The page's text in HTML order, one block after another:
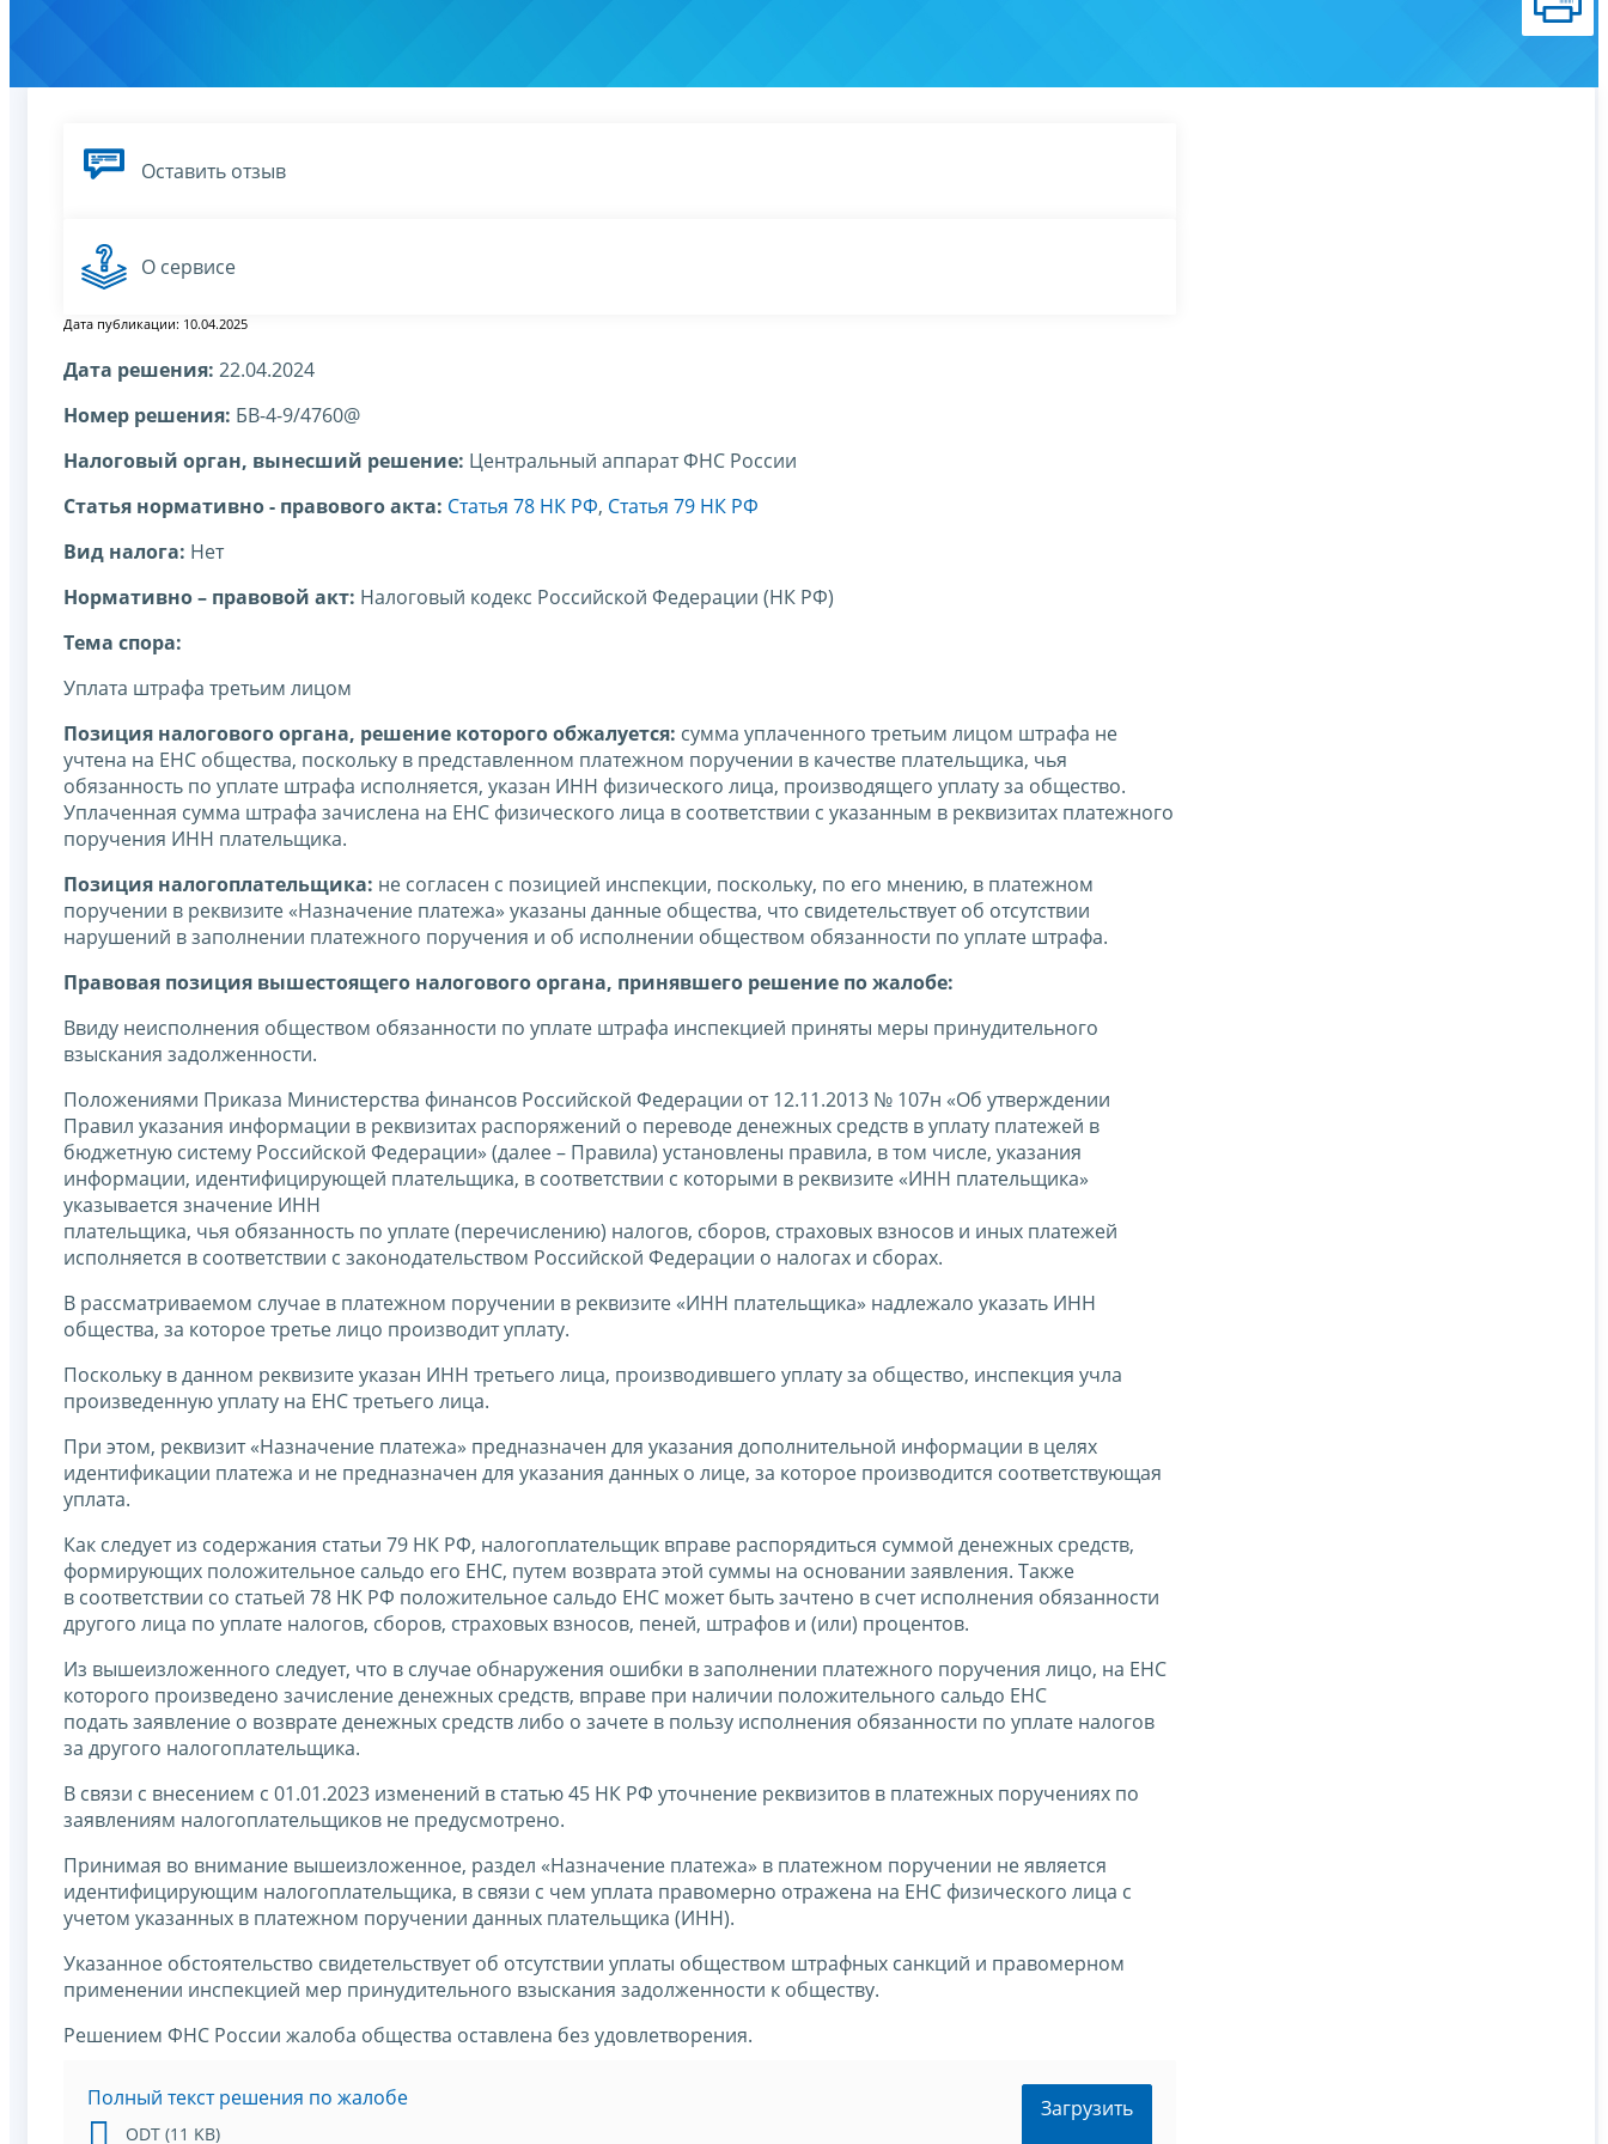
Оставить отзыв
О сервисе
Дата публикации: 10.04.2025
Дата решения: 22.04.2024
Номер решения: БВ-4-9/4760@
Налоговый орган, вынесший решение: Центральный аппарат ФНС России
Статья нормативно - правового акта: Статья 78 НК РФ, Статья 79 НК РФ
Вид налога: Нет
Нормативно – правовой акт: Налоговый кодекс Российской Федерации (НК РФ)
Тема спора:
Уплата штрафа третьим лицом
Позиция налогового органа, решение которого обжалуется: сумма уплаченного третьим лицом штрафа не
учтена на ЕНС общества, поскольку в представленном платежном поручении в качестве плательщика, чья
обязанность по уплате штрафа исполняется, указан ИНН физического лица, производящего уплату за общество.
Уплаченная сумма штрафа зачислена на ЕНС физического лица в соответствии с указанным в реквизитах платежного
поручения ИНН плательщика.
Позиция налогоплательщика: не согласен с позицией инспекции, поскольку, по его мнению, в платежном
поручении в реквизите «Назначение платежа» указаны данные общества, что свидетельствует об отсутствии
нарушений в заполнении платежного поручения и об исполнении обществом обязанности по уплате штрафа.
Правовая позиция вышестоящего налогового органа, принявшего решение по жалобе:
Ввиду неисполнения обществом обязанности по уплате штрафа инспекцией приняты меры принудительного
взыскания задолженности.
Положениями Приказа Министерства финансов Российской Федерации от 12.11.2013 № 107н «Об утверждении
Правил указания информации в реквизитах распоряжений о переводе денежных средств в уплату платежей в
бюджетную систему Российской Федерации» (далее – Правила) установлены правила, в том числе, указания
информации, идентифицирующей плательщика, в соответствии с которыми в реквизите «ИНН плательщика»
указывается значение ИНН
плательщика, чья обязанность по уплате (перечислению) налогов, сборов, страховых взносов и иных платежей
исполняется в соответствии с законодательством Российской Федерации о налогах и сборах.
В рассматриваемом случае в платежном поручении в реквизите «ИНН плательщика» надлежало указать ИНН
общества, за которое третье лицо производит уплату.
Поскольку в данном реквизите указан ИНН третьего лица, производившего уплату за общество, инспекция учла
произведенную уплату на ЕНС третьего лица.
При этом, реквизит «Назначение платежа» предназначен для указания дополнительной информации в целях
идентификации платежа и не предназначен для указания данных о лице, за которое производится соответствующая
уплата.
Как следует из содержания статьи 79 НК РФ, налогоплательщик вправе распорядиться суммой денежных средств,
формирующих положительное сальдо его ЕНС, путем возврата этой суммы на основании заявления. Также
в соответствии со статьей 78 НК РФ положительное сальдо ЕНС может быть зачтено в счет исполнения обязанности
другого лица по уплате налогов, сборов, страховых взносов, пеней, штрафов и (или) процентов.
Из вышеизложенного следует, что в случае обнаружения ошибки в заполнении платежного поручения лицо, на ЕНС
которого произведено зачисление денежных средств, вправе при наличии положительного сальдо ЕНС
подать заявление о возврате денежных средств либо о зачете в пользу исполнения обязанности по уплате налогов
за другого налогоплательщика.
В связи с внесением с 01.01.2023 изменений в статью 45 НК РФ уточнение реквизитов в платежных поручениях по
заявлениям налогоплательщиков не предусмотрено.
Принимая во внимание вышеизложенное, раздел «Назначение платежа» в платежном поручении не является
идентифицирующим налогоплательщика, в связи с чем уплата правомерно отражена на ЕНС физического лица с
учетом указанных в платежном поручении данных плательщика (ИНН).
Указанное обстоятельство свидетельствует об отсутствии уплаты обществом штрафных санкций и правомерном
применении инспекцией мер принудительного взыскания задолженности к обществу.
Решением ФНС России жалоба общества оставлена без удовлетворения.
Полный текст решения по жалобе
ODT (11 KB)
Загрузить